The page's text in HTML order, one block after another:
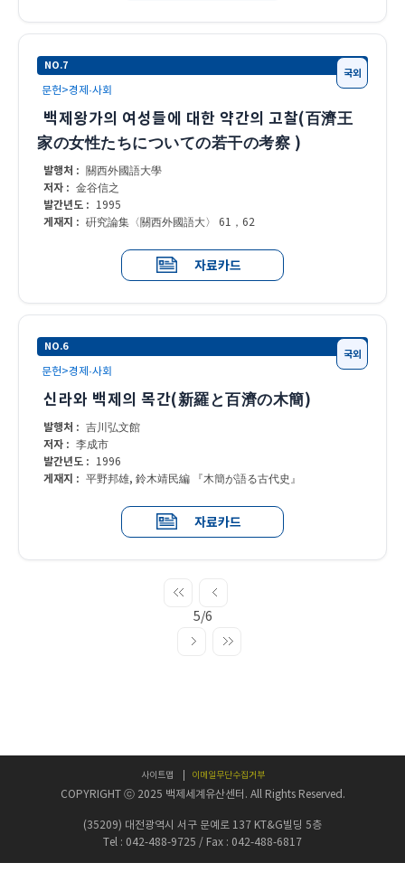
NO.7
문헌>경제·사회
백제왕가의 여성들에 대한 약간의 고찰(百濟王
家の女性たちについての若干の考察 )
발행처 : 關西外國語大學
저자 : 金谷信之
발간년도 : 1995
게재지 : 硏究論集〈關西外國語大〉 61，62
자료카드
국외
NO.6
문헌>경제·사회
신라와 백제의 목간(新羅と百濟の木簡)
발행처 : 吉川弘文館
저자 : 李成市
발간년도 : 1996
게재지 : 平野邦雄, 鈴木靖民編 『木簡が語る古代史』
자료카드
국외
5/6
사이트맵 이메일무단수집거부
COPYRIGHT ⓒ 2025 백제세계유산센터. All Rights Reserved.
(35209) 대전광역시 서구 문예로 137 KT&G빌딩 5층
Tel : 042-488-9725 / Fax : 042-488-6817